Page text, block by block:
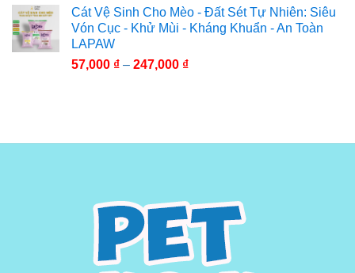
Cát Vệ Sinh Cho Mèo - Đất Sét Tự Nhiên: Siêu
Vón Cục - Khử Mùi - Kháng Khuẩn - An Toàn
LAPAW
57,000 ₫ – 247,000 ₫